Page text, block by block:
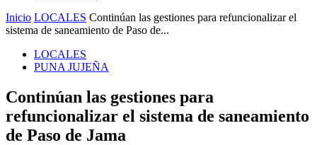
Inicio LOCALES Continúan las gestiones para refuncionalizar el
sistema de saneamiento de Paso de...
LOCALES
PUNA JUJEÑA
Continúan las gestiones para
refuncionalizar el sistema de saneamiento
de Paso de Jama